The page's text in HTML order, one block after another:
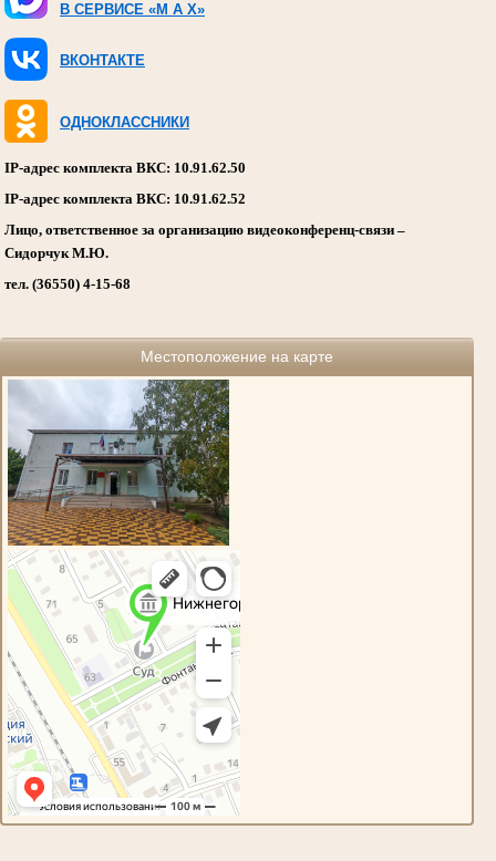
В СЕРВИСЕ «M A X»
ВКОНТАКТЕ
ОДНОКЛАССНИКИ
IP-адрес комплекта ВКС: 10.91.62.50
IP-адрес комплекта ВКС: 10.91.62.52
Лицо, ответственное за организацию видеоконференц-связи –
Сидорчук М.Ю.
тел. (36550) 4-15-68
Местоположение на карте